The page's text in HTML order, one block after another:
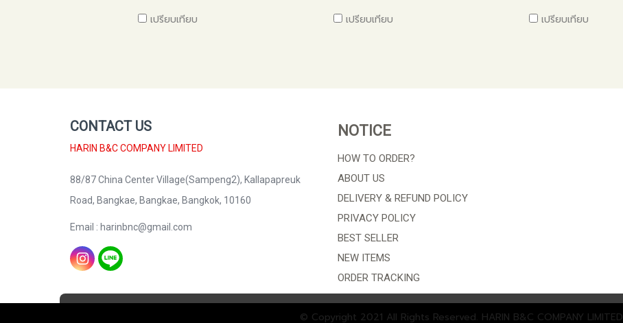
เปรียบเทียบ เปรียบเทียบ เปรียบเทียบ
CONTACT US
HARIN B&C COMPANY LIMITED
88/87 China Center Village(Sampeng2), Kallapapreuk
Road, Bangkae, Bangkae, Bangkok, 10160
Email : harinbnc@gmail.com
NOTICE
HOW TO ORDER?
ABOUT US
DELIVERY & REFUND POLICY
PRIVACY POLICY
BEST SELLER
NEW ITEMS
ORDER TRACKING
© Copyright 2021 All Rights Reserved. HARIN B&C COMPANY LIMITED